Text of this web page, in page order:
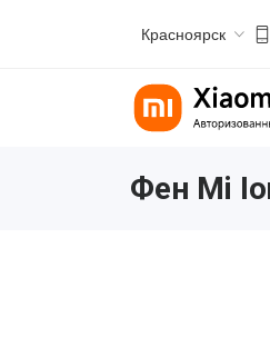
Красноярск
Фен Mi